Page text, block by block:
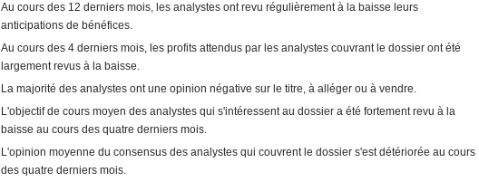
Au cours des 12 derniers mois, les analystes ont revu régulièrement à la baisse leurs
anticipations de bénéfices.
Au cours des 4 derniers mois, les profits attendus par les analystes couvrant le dossier ont été
largement revus à la baisse.
La majorité des analystes ont une opinion négative sur le titre, à alléger ou à vendre.
L'objectif de cours moyen des analystes qui s'intéressent au dossier a été fortement revu à la
baisse au cours des quatre derniers mois.
L'opinion moyenne du consensus des analystes qui couvrent le dossier s'est détériorée au cours
des quatre derniers mois.